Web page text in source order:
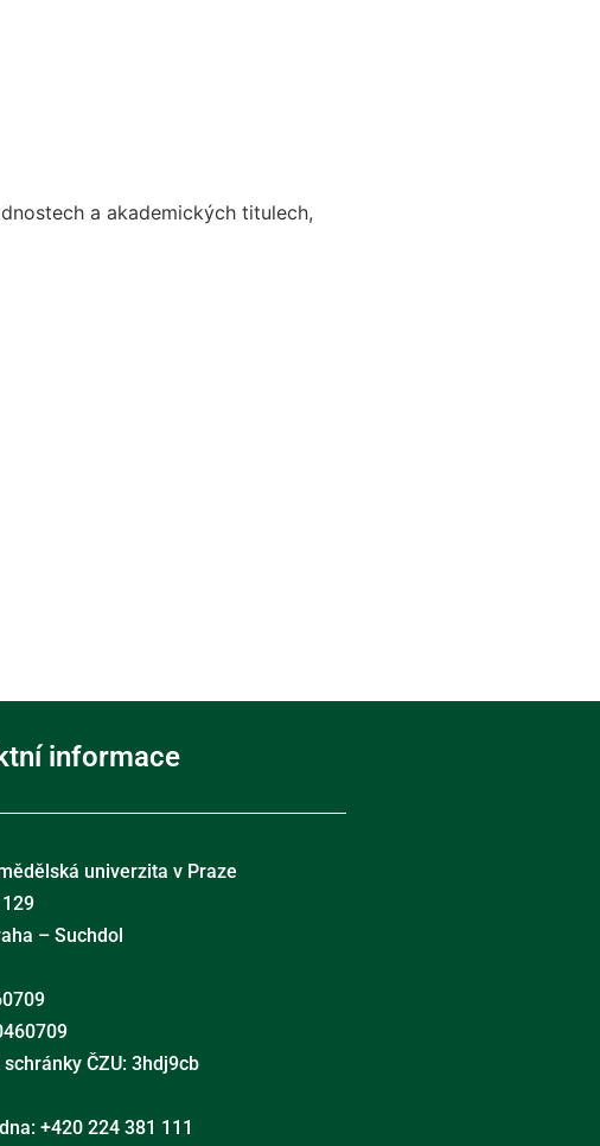
a akademických titulech,
informace
univerzita v Praze
– Suchdol
schránky ČZU: 3hdj9cb
+420 224 381 111